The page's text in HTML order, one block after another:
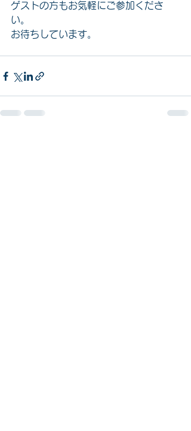
ゲストの方もお気軽にご参加くださ
い。
お待ちしています。